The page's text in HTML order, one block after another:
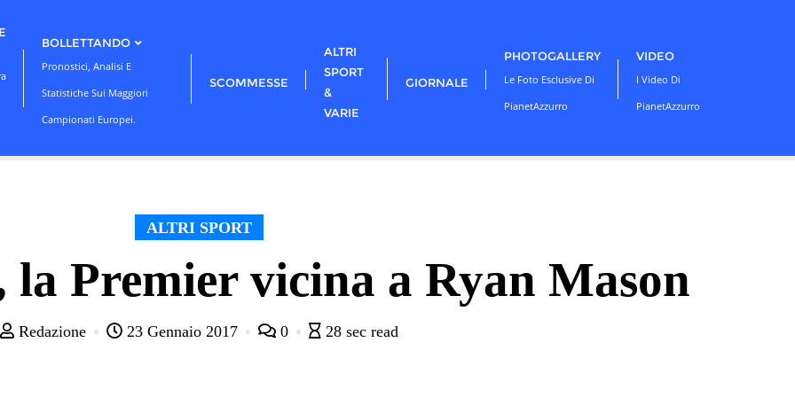
BOLLETTANDO
Pronostici, Analisi E
Statistiche Sui Maggiori
Campionati Europei.
SCOMMESSE
ALTRI
SPORT
&
VARIE
GIORNALE
PHOTOGALLERY
Le Foto Esclusive Di
PianetAzzurro
VIDEO
I Video Di
PianetAzzurro
ALTRI SPORT
la Premier vicina a Ryan Mason
Redazione 23 Gennaio 2017 0 28 sec read